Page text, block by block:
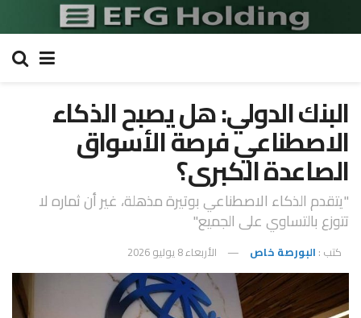
البنك الدولي: هل يصبح الذكاء
الاصطناعي فرصة الأسواق
الصاعدة الكبرى؟
"يتقدم الذكاء الاصطناعي بوتيرة مذهلة، غير أن ثماره لا
تتوزع بالتساوي على الجميع"
كتب : البورصة خاص الأربعاء 8 يوليو 2026